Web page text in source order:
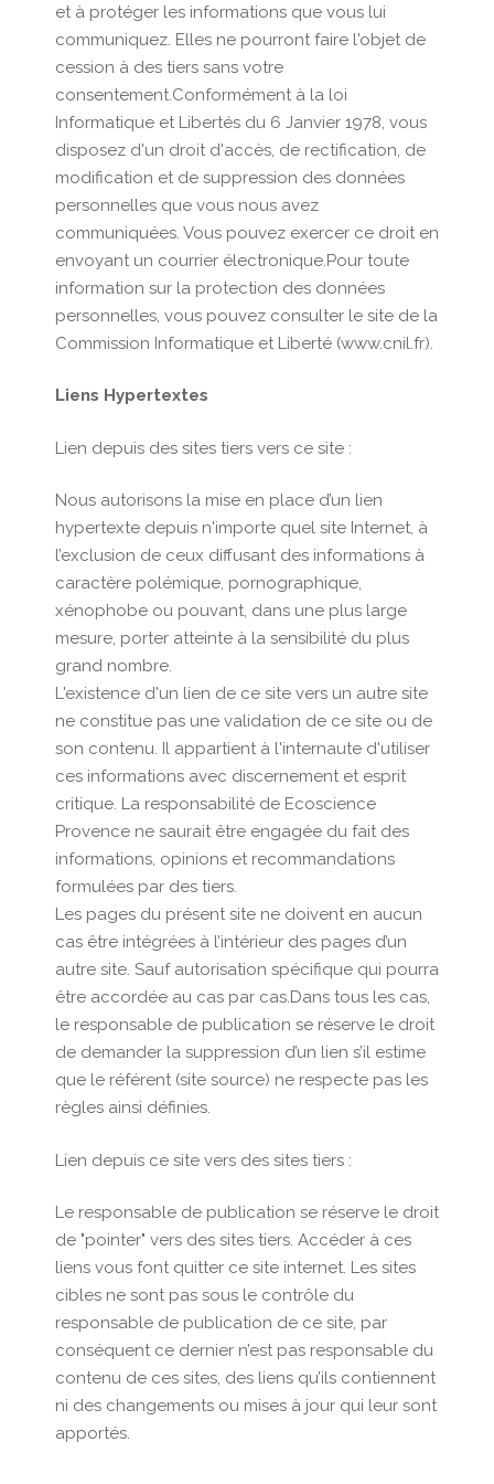
et à protéger les informations que vous lui
communiquez. Elles ne pourront faire l'objet de
cession à des tiers sans votre
consentement.Conformément à la loi
Informatique et Libertés du 6 Janvier 1978, vous
disposez d'un droit d'accès, de rectification, de
modification et de suppression des données
personnelles que vous nous avez
communiquées. Vous pouvez exercer ce droit en
envoyant un courrier électronique.Pour toute
information sur la protection des données
personnelles, vous pouvez consulter le site de la
Commission Informatique et Liberté (www.cnil.fr).
Liens Hypertextes
Lien depuis des sites tiers vers ce site :
Nous autorisons la mise en place d’un lien
hypertexte depuis n'importe quel site Internet, à
l’exclusion de ceux diffusant des informations à
caractère polémique, pornographique,
xénophobe ou pouvant, dans une plus large
mesure, porter atteinte à la sensibilité du plus
grand nombre.
L'existence d'un lien de ce site vers un autre site
ne constitue pas une validation de ce site ou de
son contenu. Il appartient à l'internaute d'utiliser
ces informations avec discernement et esprit
critique. La responsabilité de Ecoscience
Provence ne saurait être engagée du fait des
informations, opinions et recommandations
formulées par des tiers.
Les pages du présent site ne doivent en aucun
cas être intégrées à l’intérieur des pages d’un
autre site. Sauf autorisation spécifique qui pourra
être accordée au cas par cas.Dans tous les cas,
le responsable de publication se réserve le droit
de demander la suppression d’un lien s’il estime
que le référent (site source) ne respecte pas les
règles ainsi définies.
Lien depuis ce site vers des sites tiers :
Le responsable de publication se réserve le droit
de "pointer" vers des sites tiers. Accéder à ces
liens vous font quitter ce site internet. Les sites
cibles ne sont pas sous le contrôle du
responsable de publication de ce site, par
conséquent ce dernier n’est pas responsable du
contenu de ces sites, des liens qu’ils contiennent
ni des changements ou mises à jour qui leur sont
apportés.